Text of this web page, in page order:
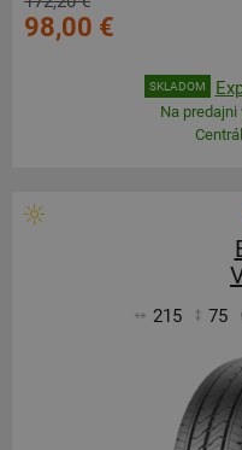
98,00 €
SKLADOM
Na predajni
215 75